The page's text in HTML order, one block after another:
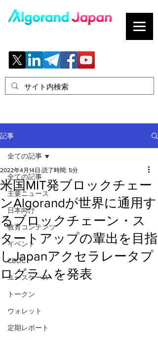
記事
全ての記事
主要ニュース
日本向け
教育コンテンツ
イベント
CBDC
ユースケース
トークン
ウォレット
定期レポート
全ての記事
米国MIT発ブロックチェー
ンAlgorandが世界に通用す
るブロックチェーン・ス
タートアップの輩出を目指
しJapanアクセラレータプ
ログラムを発表
2022年4月14日 読了時間: 5分